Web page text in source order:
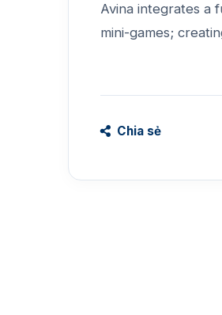
Avina integrates a
mini-games;
Chia sẻ